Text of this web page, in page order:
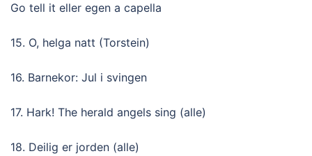
Go tell it eller egen a capella
15. O, helga natt (Torstein)
16. Barnekor: Jul i svingen
17. Hark! The herald angels sing (alle)
18. Deilig er jorden (alle)